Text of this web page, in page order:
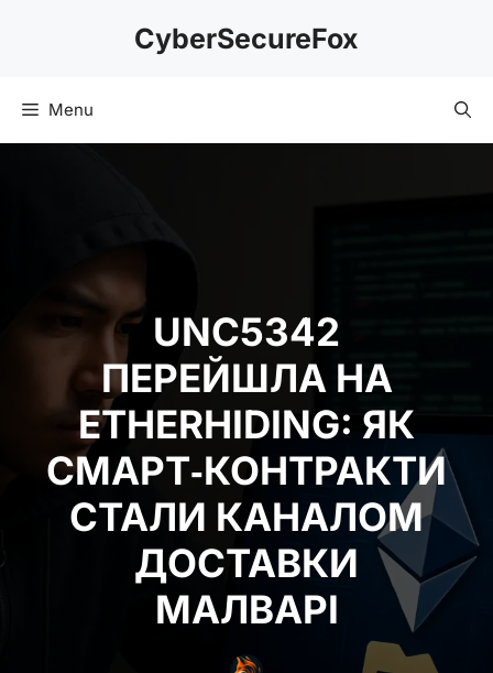
CyberSecureFox
Menu
UNC5342
ПЕРЕЙШЛА НА
ETHERHIDING: ЯК
СМАРТ‑КОНТРАКТИ
СТАЛИ КАНАЛОМ
ДОСТАВКИ
МАЛВАРІ